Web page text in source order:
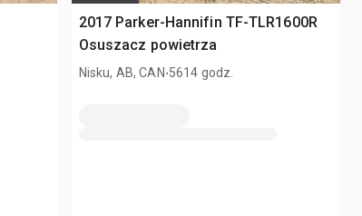
2017 Parker-Hannifin TF-TLR1600R
Osuszacz powietrza
Nisku, AB, CAN.5614 godz.